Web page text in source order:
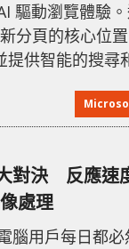
驅動瀏覽體驗
分頁的核心位
供智能的搜尋
。用戶可以選擇
中開啟或關閉。
面。
對決 反應速
處理
腦用戶每日都